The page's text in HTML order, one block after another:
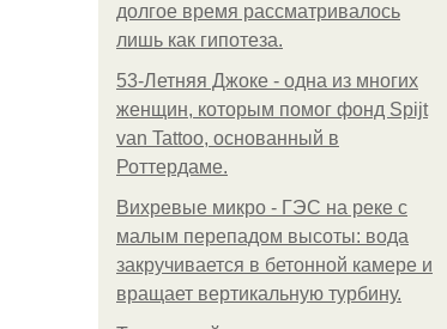
долгое время рассматривалось
лишь как гипотеза.
53-Летняя Джоке - одна из многих
женщин, которым помог фонд Spijt
van Tattoo, основанный в
Роттердаме.
Вихревые микро - ГЭС на реке с
малым перепадом высоты: вода
закручивается в бетонной камере и
вращает вертикальную турбину.